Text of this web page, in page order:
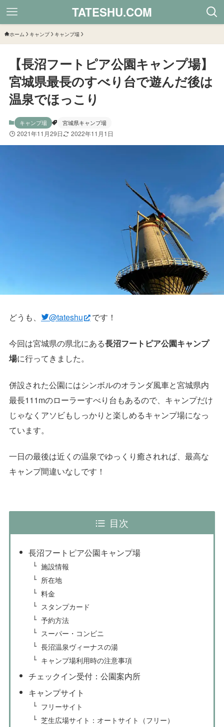
TATESHU.COM
ホーム キャンプ キャンプ場
【長沼フートピア公園キャンプ場】
宮城県最長のすべり台で遊んだ後は
温泉でほっこり
キャンプ場 宮城県キャンプ場
2021年11月29日 2022年11月1日
どうも、 @tateshu です！
今回は宮城県の県北にある長沼フートピア公園キャンプ
場に行ってきました。
併設された公園にはシンボルのオランダ風車と宮城県内
最長111mのローラーすべり台もあるので、キャンプだけ
じゃなくアソビもしっかりと楽しめるキャンプ場になっ
ています。
一日の最後は近くの温泉でゆっくり癒されれば、最高な
キャンプ間違いなしです！
目次
長沼フートピア公園キャンプ場
施設情報
所在地
料金
スタンプカード
予約方法
スーパー・コンビニ
長沼温泉ヴィーナスの湯
キャンプ場利用時の注意事項
チェックイン受付：公園案内所
キャンプサイト
フリーサイト
芝生広場サイト：オートサイト（フリー）